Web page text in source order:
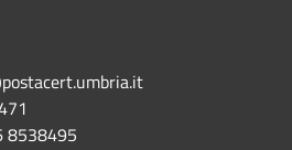
8538495